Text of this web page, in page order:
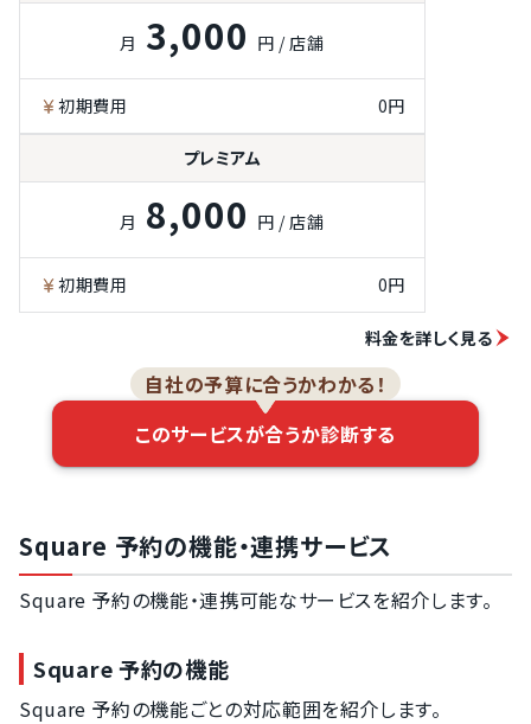
月 3,000 円 / 店舗
初期費用 0円
プレミアム
月 8,000 円 / 店舗
初期費用 0円
料金を詳しく見る
自社の予算に合うかわかる！
このサービスが合うか診断する
Square 予約の機能・連携サービス
Square 予約の機能・連携可能なサービスを紹介します。
Square 予約の機能
Square 予約の機能ごとの対応範囲を紹介します。